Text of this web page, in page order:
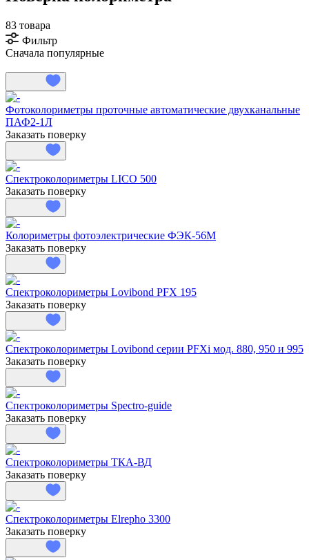
83 товара
Фильтр
Сначала популярные
Фотоколориметры проточные автоматические двухканальные
ПАФ2-1Л
Заказать поверку
Спектроколориметры LICO 500
Заказать поверку
Колориметры фотоэлектрические ФЭК-56М
Заказать поверку
Спектроколориметры Lovibond PFX 195
Заказать поверку
Спектроколориметры Lovibond серии PFXi мод. 880, 950 и 995
Заказать поверку
Спектроколориметры Spectro-guide
Заказать поверку
Спектроколориметры ТКА-ВД
Заказать поверку
Спектроколориметры Elrepho 3300
Заказать поверку